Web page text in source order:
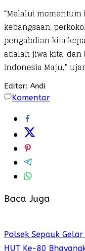
“Melalui
kebangsaan,
pengabdian kita
adalah jiwa kita,
Indonesia Maju,”
Editor: Andi
Komentar
Baca Juga
Polsek Sepauk
HUT Ke-80